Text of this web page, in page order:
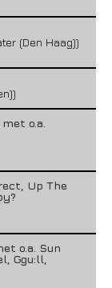
(Den Haag))
o.a.
Up The
o.a. Sun
Ggu:ll,